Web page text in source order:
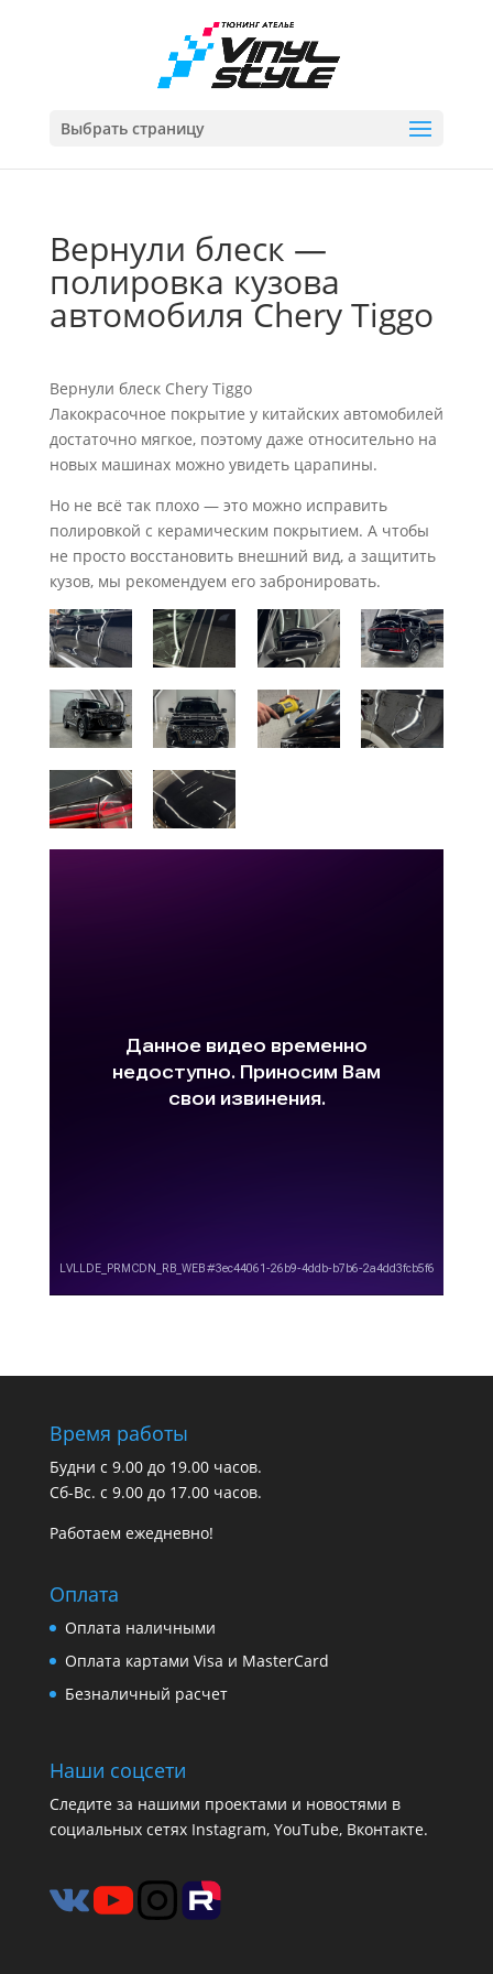
Выбрать страницу
Вернули блеск —
полировка кузова
автомобиля Chery Tiggo
Вернули блеск Chery Tiggo
Лакокрасочное покрытие у китайских автомобилей
достаточно мягкое, поэтому даже относительно на
новых машинах можно увидеть царапины.
Но не всё так плохо — это можно исправить
полировкой с керамическим покрытием. А чтобы
не просто восстановить внешний вид, а защитить
кузов, мы рекомендуем его забронировать.
Время работы
Будни с 9.00 до 19.00 часов.
Сб-Вс. с 9.00 до 17.00 часов.
Работаем ежедневно!
Оплата
Оплата наличными
Оплата картами Visa и MasterCard
Безналичный расчет
Наши соцсети
Следите за нашими проектами и новостями в
социальных сетях Instagram, YouTube, Вконтакте.